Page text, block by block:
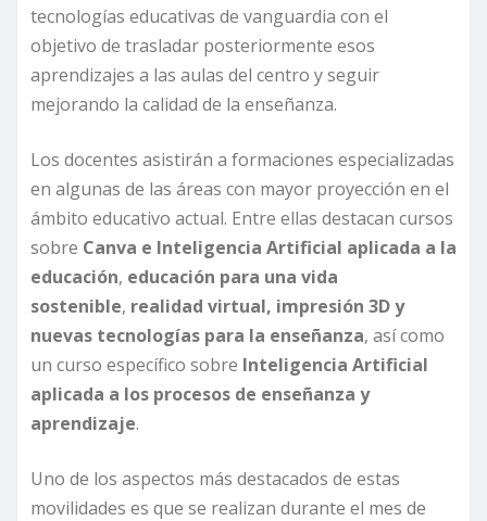
tecnologías educativas de vanguardia con el
objetivo de trasladar posteriormente esos
aprendizajes a las aulas del centro y seguir
mejorando la calidad de la enseñanza.
Los docentes asistirán a formaciones especializadas
en algunas de las áreas con mayor proyección en el
ámbito educativo actual. Entre ellas destacan cursos
sobre Canva e Inteligencia Artificial aplicada a la
educación, educación para una vida
sostenible, realidad virtual, impresión 3D y
nuevas tecnologías para la enseñanza, así como
un curso específico sobre Inteligencia Artificial
aplicada a los procesos de enseñanza y
aprendizaje.
Uno de los aspectos más destacados de estas
movilidades es que se realizan durante el mes de